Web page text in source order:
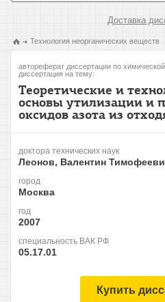
Доставка
Технология неорганических веществ
автореферат диссертации по химической
диссертация на тему:
Теоретические и
основы утилизации и
оксидов азота из
доктора технических наук
Леонов, Валентин
город
Москва
год
2007
специальность ВАК РФ
05.17.01
Купить